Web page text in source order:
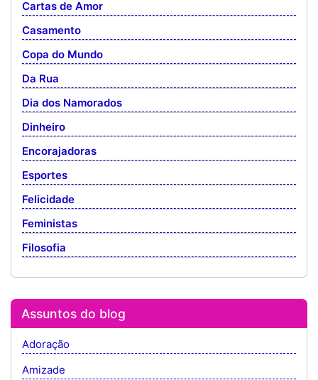
Cartas de Amor
Casamento
Copa do Mundo
Da Rua
Dia dos Namorados
Dinheiro
Encorajadoras
Esportes
Felicidade
Feministas
Filosofia
Assuntos do blog
Adoração
Amizade